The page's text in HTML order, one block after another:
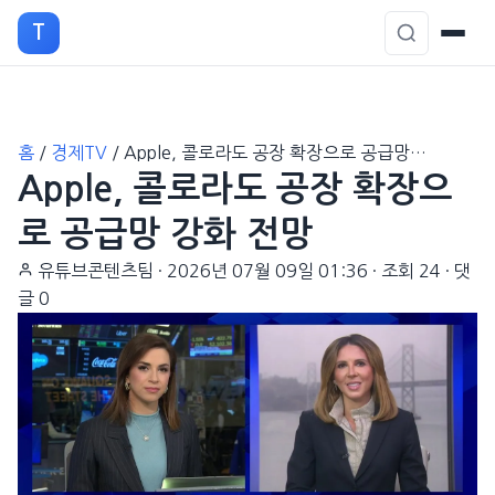
T
홈 / 경제TV / Apple, 콜로라도 공장 확장으로 공급망…
Apple, 콜로라도 공장 확장으
로 공급망 강화 전망
유튜브콘텐츠팀 · 2026년 07월 09일 01:36 · 조회 24 · 댓
글 0